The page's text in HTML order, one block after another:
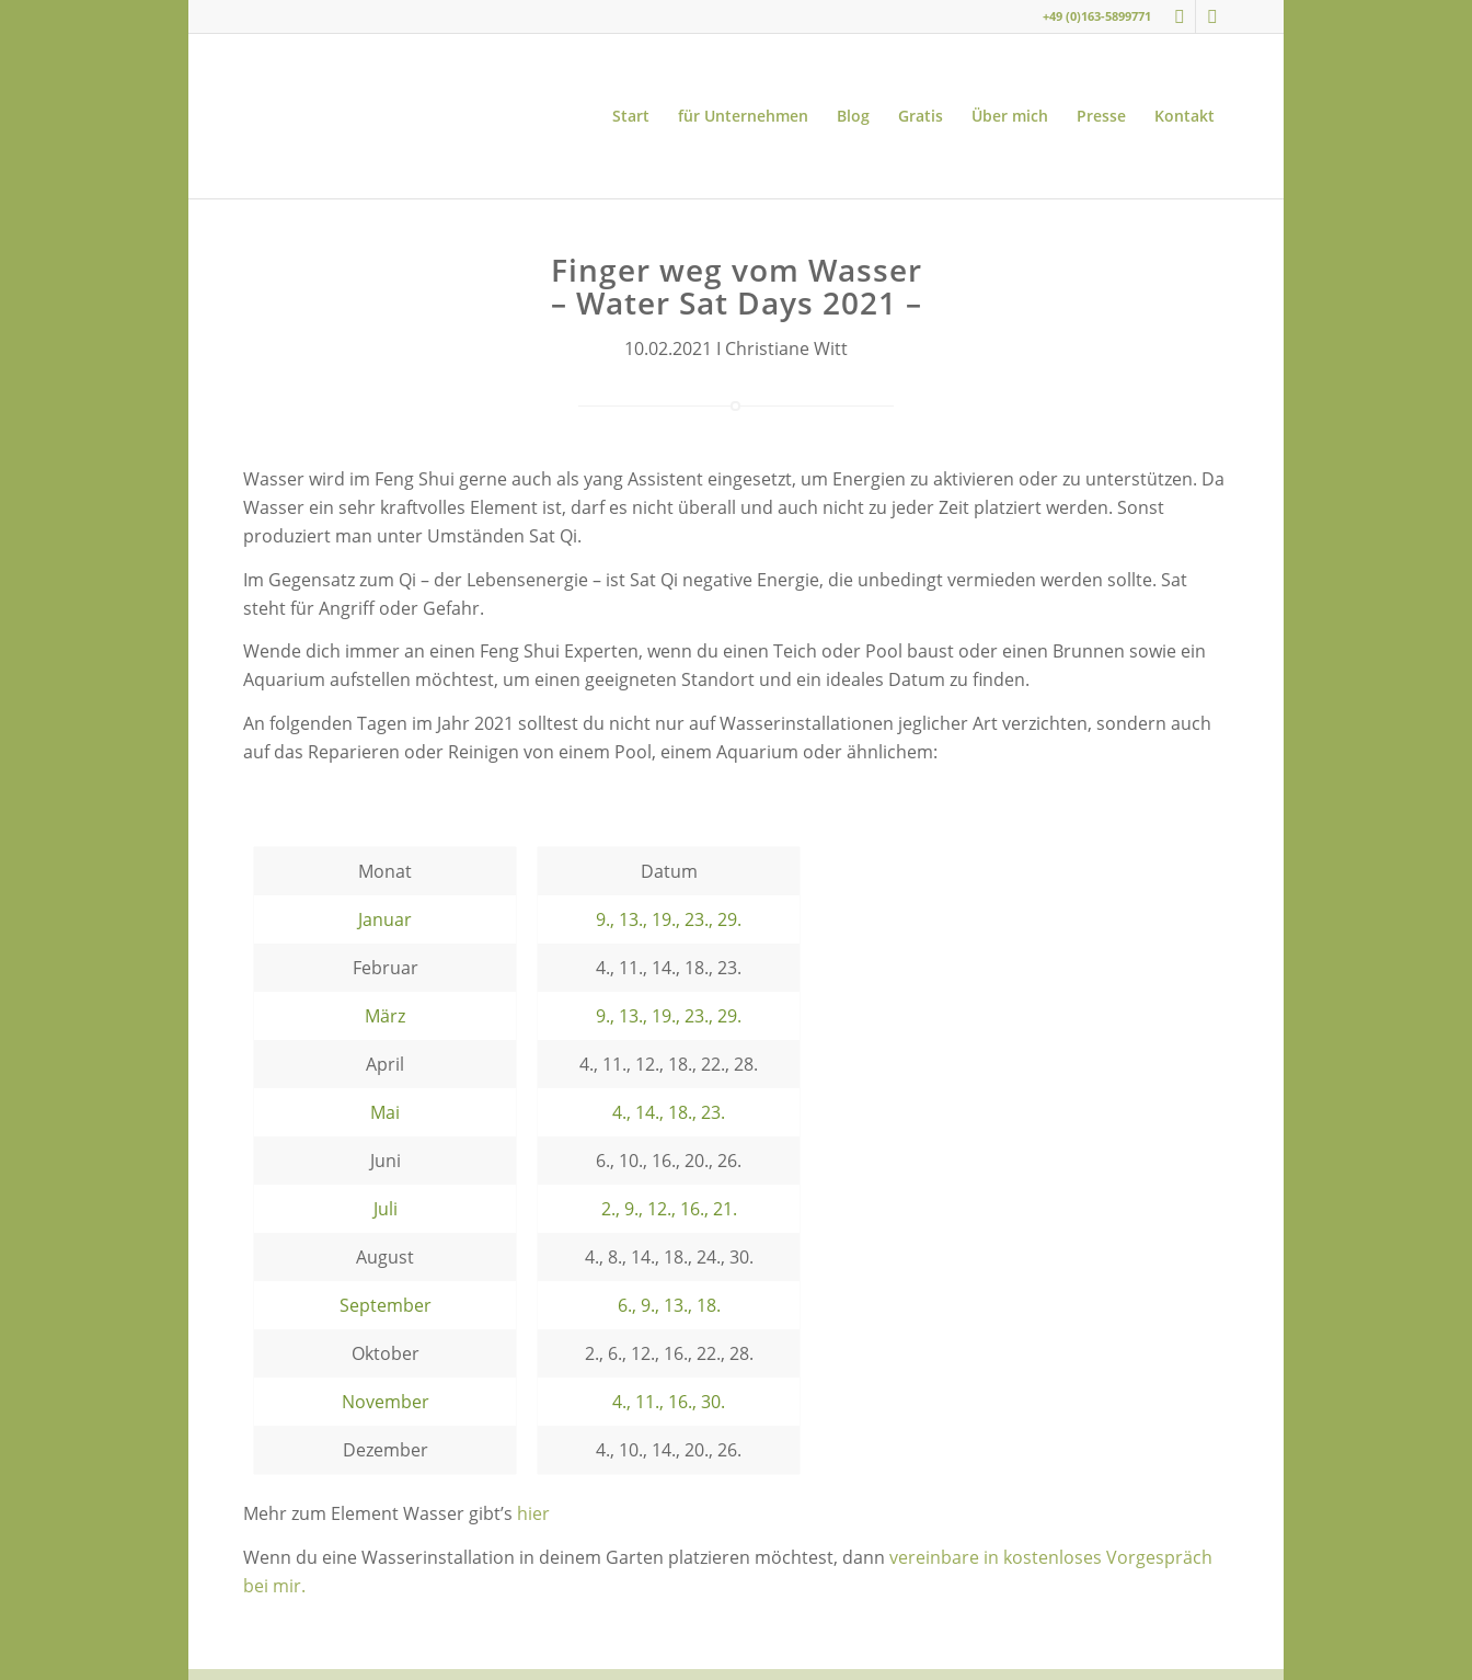
+49 (0)163-5899771
Start für Unternehmen Blog Gratis Über mich Presse Kontakt
Finger weg vom Wasser
– Water Sat Days 2021 –
10.02.2021 I Christiane Witt
Wasserwird im Feng Shui gerne auch als yang Assistent eingesetzt, um Energien zu aktivieren oder zu unterstützen. Da
Wasser ein sehr kraftvolles Element ist, darf es nicht überall und auch nicht zu jeder Zeit platziert werden. Sonst
produziert man unter Umständen Sat Qi.
Im Gegensatz zum Qi – der Lebensenergie – ist Sat Qi negative Energie, die unbedingt vermieden werden sollte. Sat
steht für Angriff oder Gefahr.
Wende dich immer an einen Feng Shui Experten, wenn du einen Teich oder Pool baust oder einen Brunnen sowie ein
Aquarium aufstellen möchtest, um einen geeigneten Standort und ein ideales Datum zu finden.
An folgenden Tagen im Jahr 2021 solltest du nicht nur auf Wasserinstallationen jeglicher Art verzichten, sondern auch
auf das Reparieren oder Reinigen von einem Pool, einem Aquarium oder ähnlichem:
Monat
Januar
Februar
März
April
Mai
Juni
Juli
August
September
Oktober
November
Dezember
Datum
9., 13., 19., 23., 29.
4., 11., 14., 18., 23.
9., 13., 19., 23., 29.
4., 11., 12., 18., 22., 28.
4., 14., 18., 23.
6., 10., 16., 20., 26.
2., 9., 12., 16., 21.
4., 8., 14., 18., 24., 30.
6., 9., 13., 18.
2., 6., 12., 16., 22., 28.
4., 11., 16., 30.
4., 10., 14., 20., 26.
Mehr zum Element Wasser gibt’s hier
Wenn du eine Wasserinstallation in deinem Garten platzieren möchtest, dann vereinbare in kostenloses Vorgespräch
bei mir.